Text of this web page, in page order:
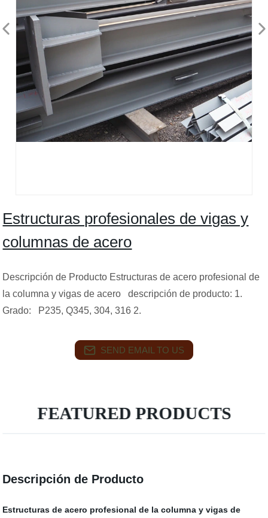
Estructuras profesionales de vigas y
columnas de acero
Descripción de Producto Estructuras de acero profesional de
la columna y vigas de acero descripción de producto: 1.
Grado: P235, Q345, 304, 316 2.
SEND EMAIL TO US
FEATURED PRODUCTS
Descripción de Producto
Estructuras de acero profesional de la columna y vigas de